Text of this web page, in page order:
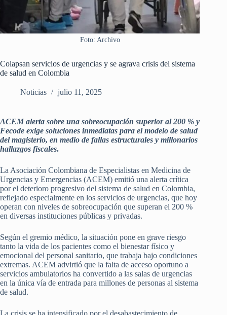
Foto: Archivo
Colapsan servicios de urgencias y se agrava crisis del sistema
de salud en Colombia
Noticias julio 11, 2025
ACEM alerta sobre una sobreocupación superior al 200 % y
Fecode exige soluciones inmediatas para el modelo de salud
del magisterio, en medio de fallas estructurales y millonarios
hallazgos fiscales.
La Asociación Colombiana de Especialistas en Medicina de
Urgencias y Emergencias (ACEM) emitió una alerta crítica
por el deterioro progresivo del sistema de salud en Colombia,
reflejado especialmente en los servicios de urgencias, que hoy
operan con niveles de sobreocupación que superan el 200 %
en diversas instituciones públicas y privadas.
Según el gremio médico, la situación pone en grave riesgo
tanto la vida de los pacientes como el bienestar físico y
emocional del personal sanitario, que trabaja bajo condiciones
extremas. ACEM advirtió que la falta de acceso oportuno a
servicios ambulatorios ha convertido a las salas de urgencias
en la única vía de entrada para millones de personas al sistema
de salud.